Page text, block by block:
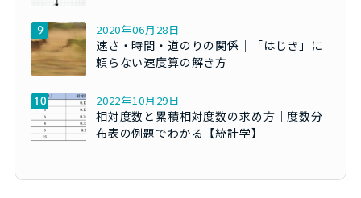
2020年06月28日
速さ・時間・道のりの関係｜「はじき」に
頼らない速度算の解き方
2022年10月29日
相対度数と累積相対度数の求め方｜度数分
布表の例題でわかる【統計学】